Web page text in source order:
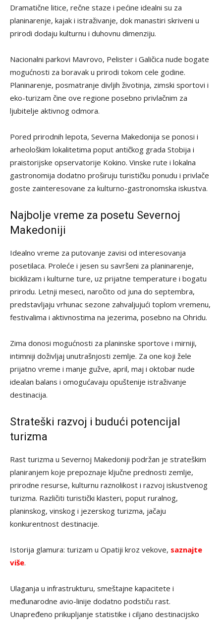
Dramatične litice, rečne staze i pećine idealni su za
planinarenje, kajak i istraživanje, dok manastiri skriveni u
prirodi dodaju kulturnu i duhovnu dimenziju.
Nacionalni parkovi Mavrovo, Pelister i Galičica nude bogate
mogućnosti za boravak u prirodi tokom cele godine.
Planinarenje, posmatranje divljih životinja, zimski sportovi i
eko-turizam čine ove regione posebno privlačnim za
ljubitelje aktivnog odmora.
Pored prirodnih lepota, Severna Makedonija se ponosi i
arheološkim lokalitetima poput antičkog grada Stobija i
praistorijske opservatorije Kokino. Vinske rute i lokalna
gastronomija dodatno proširuju turističku ponudu i privlače
goste zainteresovane za kulturno-gastronomska iskustva.
Najbolje vreme za posetu Severnoj
Makedoniji
Idealno vreme za putovanje zavisi od interesovanja
posetilaca. Proleće i jesen su savršeni za planinarenje,
biciklizam i kulturne ture, uz prijatne temperature i bogatu
prirodu. Letnji meseci, naročito od juna do septembra,
predstavljaju vrhunac sezone zahvaljujući toplom vremenu,
festivalima i aktivnostima na jezerima, posebno na Ohridu.
Zima donosi mogućnosti za planinske sportove i mirniji,
intimniji doživljaj unutrašnjosti zemlje. Za one koji žele
prijatno vreme i manje gužve, april, maj i oktobar nude
idealan balans i omogućavaju opuštenije istraživanje
destinacija.
Strateški razvoj i budući potencijal
turizma
Rast turizma u Severnoj Makedoniji podržan je strateškim
planiranjem koje prepoznaje ključne prednosti zemlje,
prirodne resurse, kulturnu raznolikost i razvoj iskustvenog
turizma. Različiti turistički klasteri, poput ruralnog,
planinskog, vinskog i jezerskog turizma, jačaju
konkurentnost destinacije.
Istorija glamura: turizam u Opatiji kroz vekove, saznajte
više.
Ulaganja u infrastrukturu, smeštajne kapacitete i
međunarodne avio-linije dodatno podstiču rast.
Unapređeno prikupljanje statistike i ciljano destinacijsko